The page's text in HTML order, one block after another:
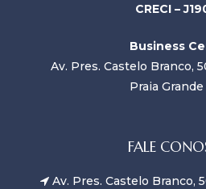
CRECI –
Business
Av. Pres. Castelo Branco,
Praia Grande
FALE
Av. Pres. Castelo Branco,